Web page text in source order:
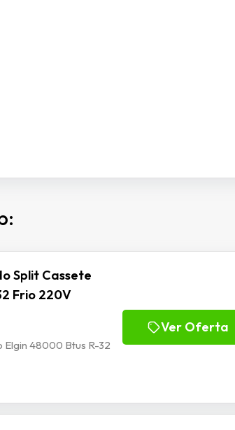
Split Cassete
Frio 220V
Elgin 48000 Btus R-32
Ver Oferta